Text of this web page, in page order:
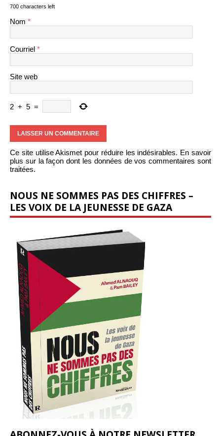
700 characters left
Nom *
Courriel *
Site web
2 + 5 =
Ce site utilise Akismet pour réduire les indésirables. En savoir
plus sur la façon dont les données de vos commentaires sont
traitées.
NOUS NE SOMMES PAS DES CHIFFRES –
LES VOIX DE LA JEUNESSE DE GAZA